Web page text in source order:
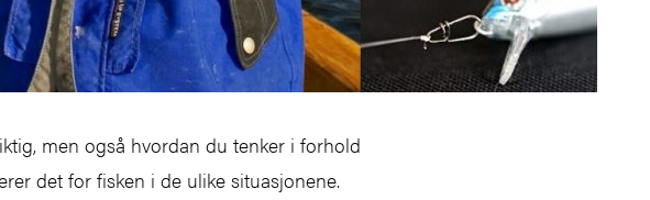
men også hvordan du tenker i forhold
det for fisken i de ulike situasjonene.